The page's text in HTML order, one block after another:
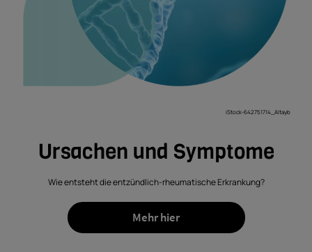
iStock-642751714_Altayb
Ursachen und Symptome
Wie entsteht die entzündlich-rheumatische Erkrankung?
Mehr hier